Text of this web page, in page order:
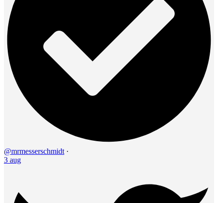
@mrmesserschmidt ·
3 aug